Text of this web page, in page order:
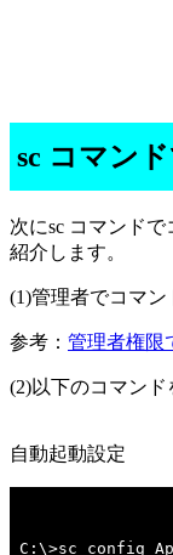
sc コマン
次にsc コマンド
紹介します。
(1)管理者でコマン
参考： 管理者権限
(2)以下のコマンド
自動起動設定
C:\>sc config